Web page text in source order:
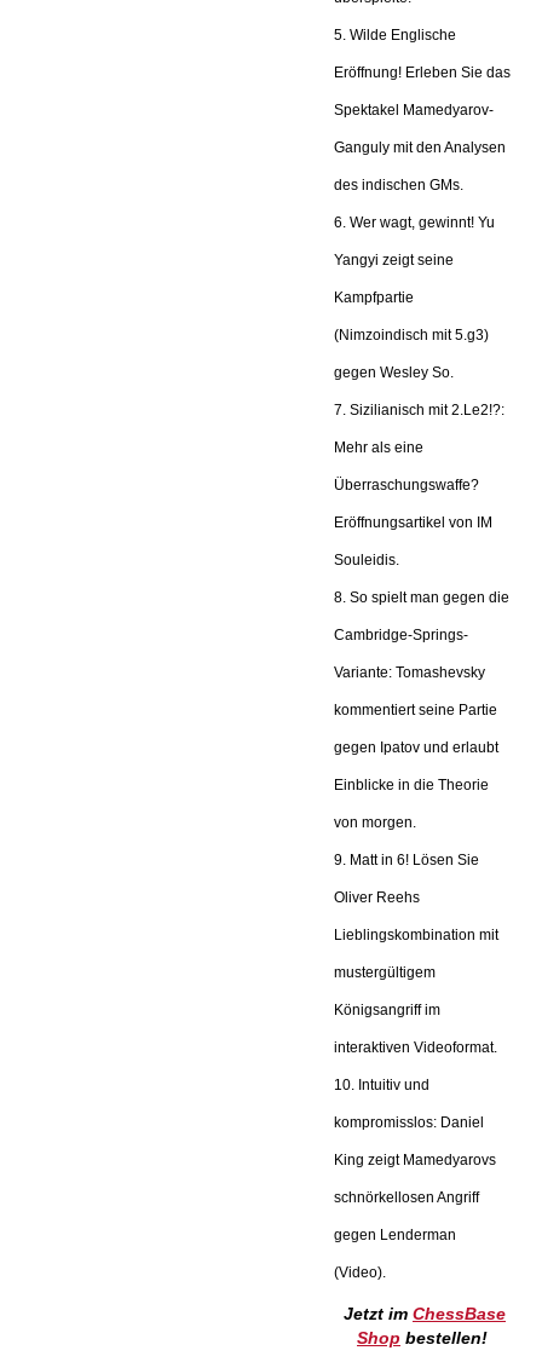
5. Wilde Englische
Eröffnung! Erleben Sie das
Spektakel Mamedyarov-
Ganguly mit den Analysen
des indischen GMs.
6. Wer wagt, gewinnt! Yu
Yangyi zeigt seine
Kampfpartie
(Nimzoindisch mit 5.g3)
gegen Wesley So.
7. Sizilianisch mit 2.Le2!?:
Mehr als eine
Überraschungswaffe?
Eröffnungsartikel von IM
Souleidis.
8. So spielt man gegen die
Cambridge-Springs-
Variante: Tomashevsky
kommentiert seine Partie
gegen Ipatov und erlaubt
Einblicke in die Theorie
von morgen.
9. Matt in 6! Lösen Sie
Oliver Reehs
Lieblingskombination mit
mustergültigem
Königsangriff im
interaktiven Videoformat.
10. Intuitiv und
kompromisslos: Daniel
King zeigt Mamedyarovs
schnörkellosen Angriff
gegen Lenderman
(Video).
Jetzt im ChessBase
Shop bestellen!